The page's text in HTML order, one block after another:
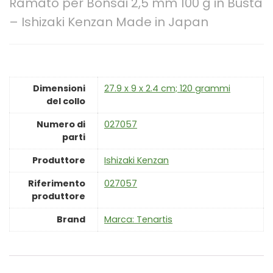
– Ishizaki Kenzan Made in Japan
Dimensioni
del collo
‎27.9 x 9 x 2.4 cm; 120 grammi
Numero di
parti
‎027057
Produttore
‎Ishizaki Kenzan
Riferimento
produttore
‎027057
Brand Marca: Tenartis